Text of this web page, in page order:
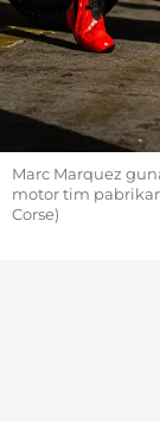
Marc Marquez
motor tim
Corse)